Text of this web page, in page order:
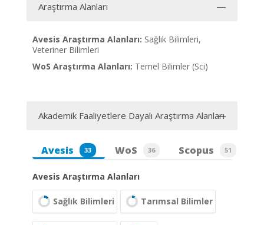
Araştırma Alanları
Avesis Araştırma Alanları: Sağlık Bilimleri,
Veteriner Bilimleri
WoS Araştırma Alanları: Temel Bilimler (Sci)
Akademik Faaliyetlere Dayalı Araştırma Alanları
Avesis 33 WoS 36 Scopus 51
Avesis Araştırma Alanları
Sağlık Bilimleri Tarımsal Bilimler